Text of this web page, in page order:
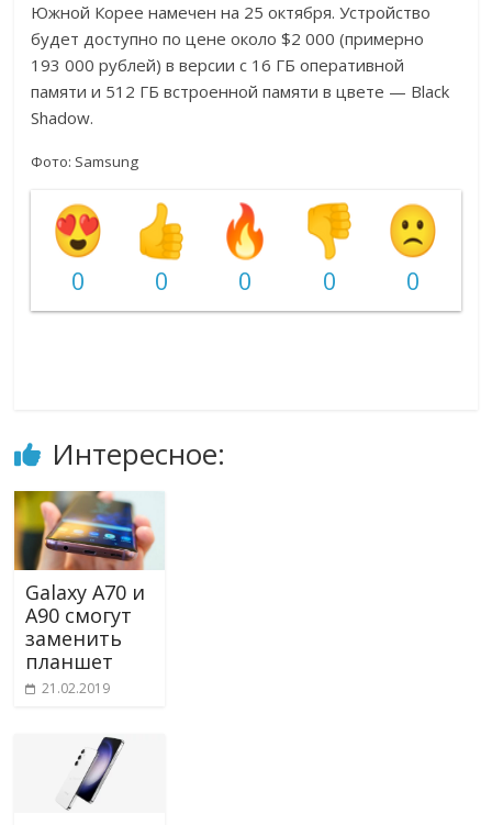
Южной Корее намечен на 25 октября. Устройство
будет доступно по цене около $2 000 (примерно
193 000 рублей) в версии с 16 ГБ оперативной
памяти и 512 ГБ встроенной памяти в цвете — Black
Shadow.
Фото: Samsung
0 0 0 0 0
Интересное:
Galaxy A70 и
A90 смогут
заменить
планшет
21.02.2019